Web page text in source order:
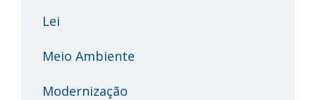
Lei
Meio Ambiente
Modernização